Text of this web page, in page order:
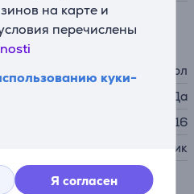
на карте и
перечислены
куки-
Я согласен
защитный чехол
Да
Apple iPhone 16
пластик